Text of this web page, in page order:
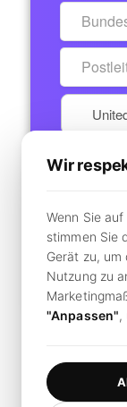
7-
Bereits ein
Wir
Wenn Sie auf
stimmen Sie
Gerät zu,
Nutzung zu
"Anpassen",